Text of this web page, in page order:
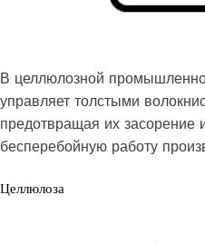
В целлюлозной
управляет толстыми
предотвращая их засорение
бесперебойную работу
Целлюлоза